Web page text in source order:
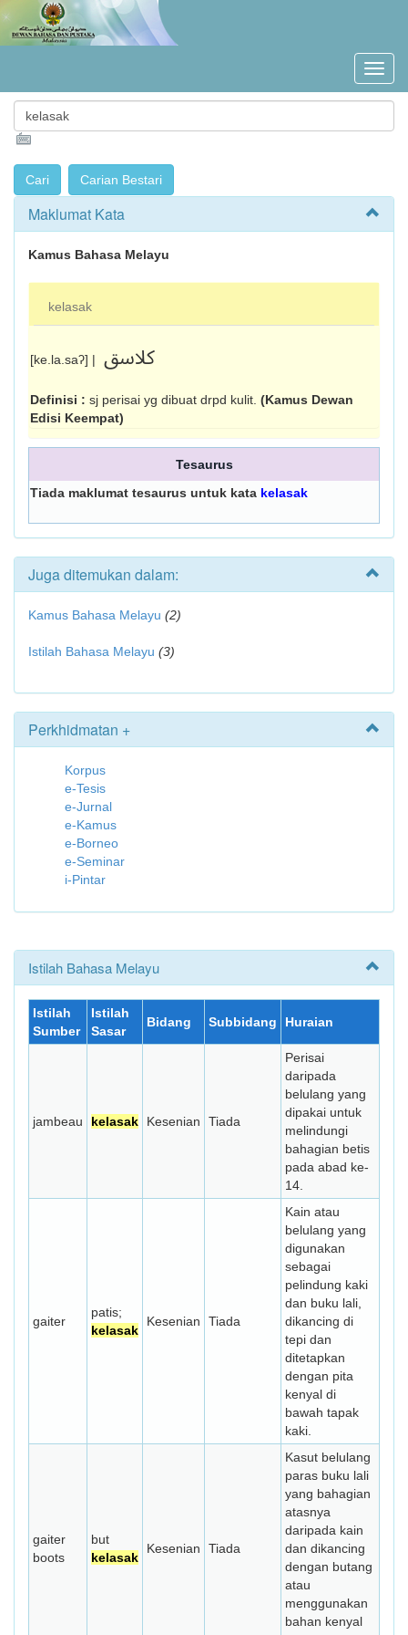
Maklumat Kata
Kamus Bahasa Melayu
kelasak
[ke.la.saʔ] | کلاسق
Definisi : sj perisai yg dibuat drpd kulit. (Kamus Dewan
Edisi Keempat)
Tesaurus
Tiada maklumat tesaurus untuk kata kelasak
Juga ditemukan dalam:
Kamus Bahasa Melayu (2)
Istilah Bahasa Melayu (3)
Perkhidmatan +
Korpus
e-Tesis
e-Jurnal
e-Kamus
e-Borneo
e-Seminar
i-Pintar
Istilah Bahasa Melayu
Istilah
Sumber
Istilah
Sasar
Bidang Subbidang Huraian
jambeau kelasak Kesenian Tiada
Perisai
daripada
belulang yang
dipakai untuk
melindungi
bahagian betis
pada abad ke-
14.
gaiter
patis;
kelasak
Kesenian Tiada
Kain atau
belulang yang
digunakan
sebagai
pelindung kaki
dan buku lali,
dikancing di
tepi dan
ditetapkan
dengan pita
kenyal di
bawah tapak
kaki.
gaiter
boots
but
kelasak
Kesenian Tiada
Kasut belulang
paras buku lali
yang bahagian
atasnya
daripada kain
dan dikancing
dengan butang
atau
menggunakan
bahan kenyal